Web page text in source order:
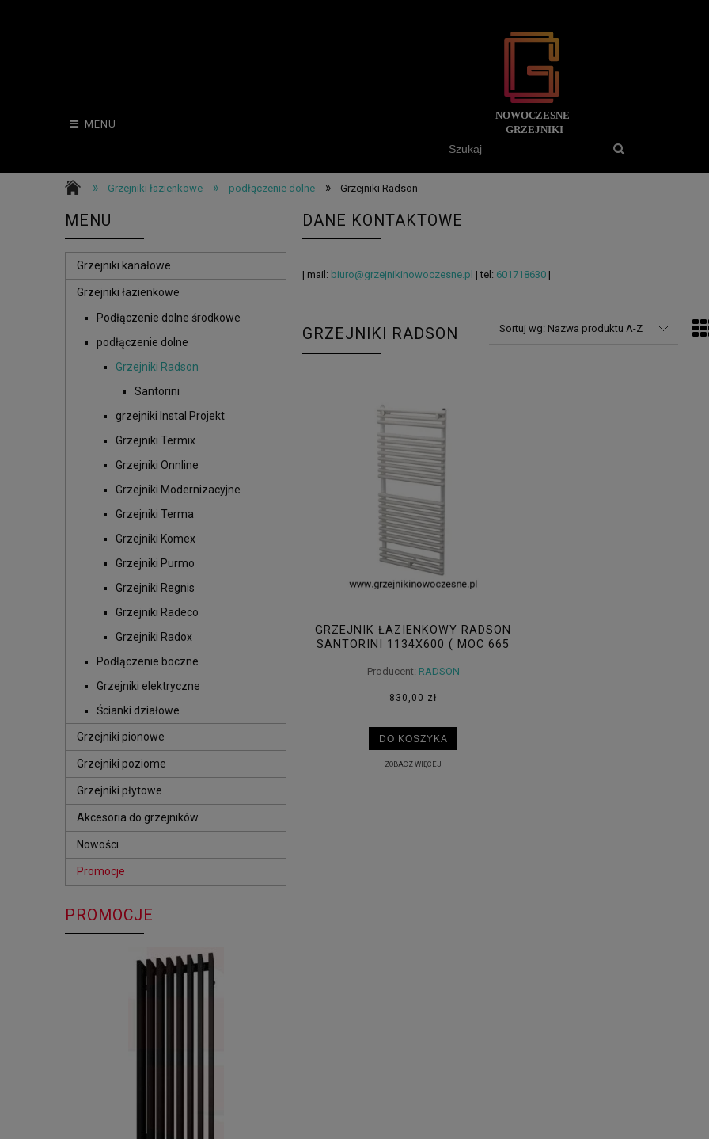
MENU
» Grzejniki łazienkowe » podłączenie dolne » Grzejniki Radson
MENU
Grzejniki kanałowe
Grzejniki łazienkowe
Podłączenie dolne środkowe
podłączenie dolne
Grzejniki Radson
Santorini
grzejniki Instal Projekt
Grzejniki Termix
Grzejniki Onnline
Grzejniki Modernizacyjne
Grzejniki Terma
Grzejniki Komex
Grzejniki Purmo
Grzejniki Regnis
Grzejniki Radeco
Grzejniki Radox
Podłączenie boczne
Grzejniki elektryczne
Ścianki działowe
Grzejniki pionowe
Grzejniki poziome
Grzejniki płytowe
Akcesoria do grzejników
Nowości
Promocje
PROMOCJE
DANE KONTAKTOWE
| mail: biuro@grzejnikinowoczesne.pl | tel: 601718630 |
GRZEJNIKI RADSON Sortuj wg: Nazwa produktu A-Z
GRZEJNIK ŁAZIENKOWY RADSON
SANTORINI 1134X600 ( MOC 665
560 MM - BIAŁY
Producent: RADSON
830,00 zł
DO KOSZYKA
ZOBACZ WIĘCEJ